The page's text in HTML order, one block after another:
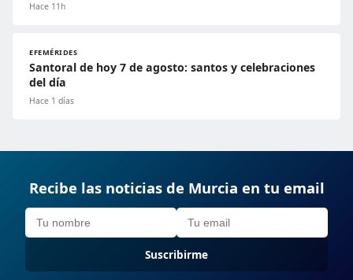
Hace 11h
EFEMÉRIDES
Santoral de hoy 7 de agosto: santos y celebraciones
del día
Hace 1 días
Recibe las noticias de Murcia en tu email
Suscribirme